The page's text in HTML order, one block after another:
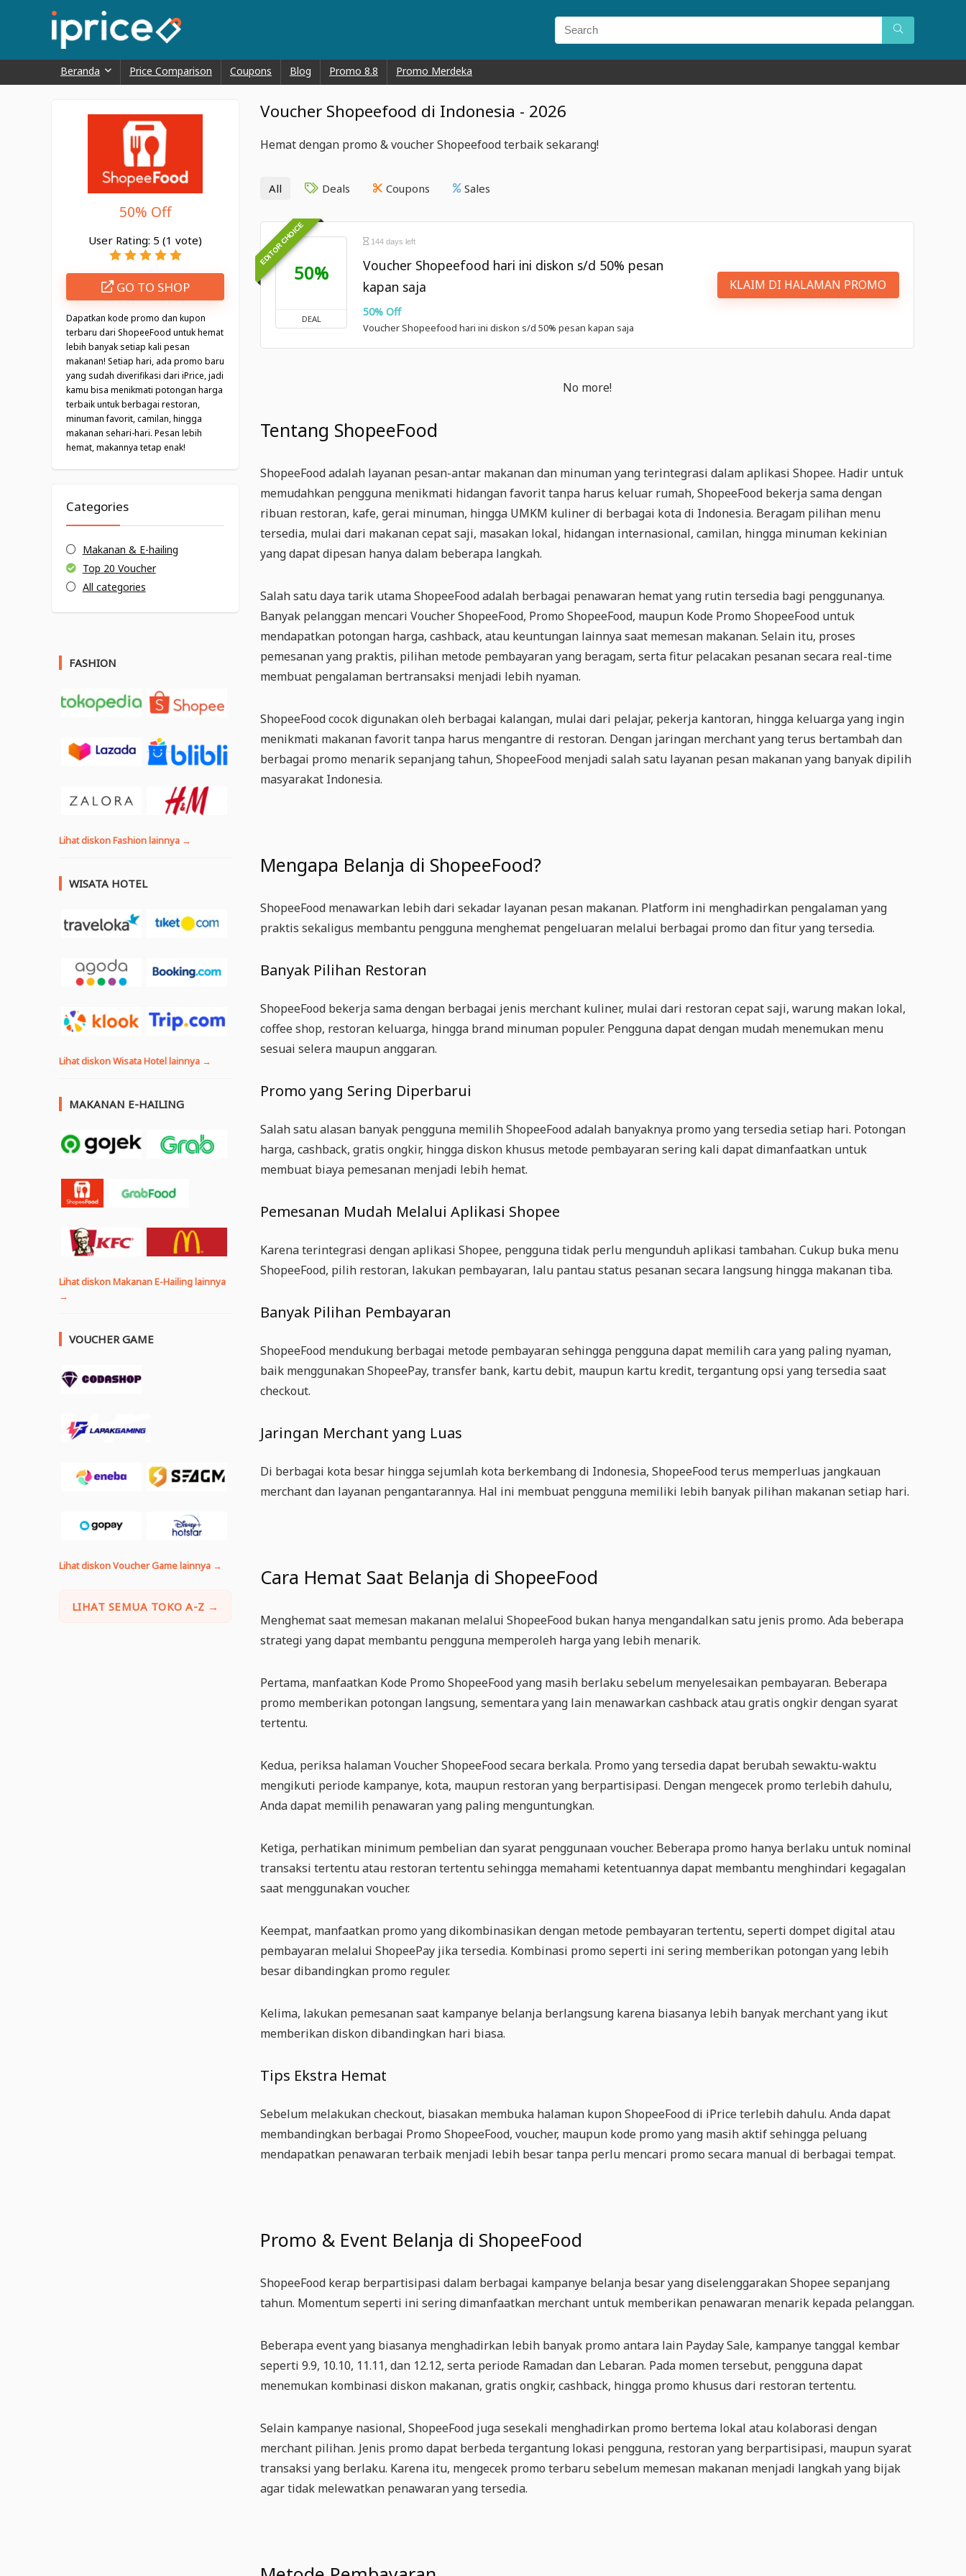
Beranda Price Comparison Coupons Blog Promo 8.8 Promo Merdeka
Voucher Shopeefood di Indonesia - 2026
Hemat dengan promo & voucher Shopeefood terbaik sekarang!
50% Off
User Rating: 5 (1 vote)
GO TO SHOP
Dapatkan kode promo dan kupon
terbaru dari ShopeeFood untuk hemat
lebih banyak setiap kali pesan
makanan! Setiap hari, ada promo baru
yang sudah diverifikasi dari iPrice, jadi
kamu bisa menikmati potongan harga
terbaik untuk berbagai restoran,
minuman favorit, camilan, hingga
makanan sehari-hari. Pesan lebih
hemat, makannya tetap enak!
Categories
Makanan & E-hailing
Top 20 Voucher
All categories
All Deals Coupons Sales
EDITOR CHOICE
50%
DEAL
144 days left
Voucher Shopeefood hari ini diskon s/d 50% pesan
kapan saja
50% Off
Voucher Shopeefood hari ini diskon s/d 50% pesan kapan saja
KLAIM DI HALAMAN PROMO
No more!
Tentang ShopeeFood
ShopeeFood adalah layanan pesan-antar makanan dan minuman yang terintegrasi dalam aplikasi Shopee. Hadir untuk
memudahkan pengguna menikmati hidangan favorit tanpa harus keluar rumah, ShopeeFood bekerja sama dengan
ribuan restoran, kafe, gerai minuman, hingga UMKM kuliner di berbagai kota di Indonesia. Beragam pilihan menu
tersedia, mulai dari makanan cepat saji, masakan lokal, hidangan internasional, camilan, hingga minuman kekinian
yang dapat dipesan hanya dalam beberapa langkah.
Salah satu daya tarik utama ShopeeFood adalah berbagai penawaran hemat yang rutin tersedia bagi penggunanya.
Banyak pelanggan mencari Voucher ShopeeFood, Promo ShopeeFood, maupun Kode Promo ShopeeFood untuk
mendapatkan potongan harga, cashback, atau keuntungan lainnya saat memesan makanan. Selain itu, proses
pemesanan yang praktis, pilihan metode pembayaran yang beragam, serta fitur pelacakan pesanan secara real-time
membuat pengalaman bertransaksi menjadi lebih nyaman.
ShopeeFood cocok digunakan oleh berbagai kalangan, mulai dari pelajar, pekerja kantoran, hingga keluarga yang ingin
menikmati makanan favorit tanpa harus mengantre di restoran. Dengan jaringan merchant yang terus bertambah dan
berbagai promo menarik sepanjang tahun, ShopeeFood menjadi salah satu layanan pesan makanan yang banyak dipilih
masyarakat Indonesia.
Mengapa Belanja di ShopeeFood?
ShopeeFood menawarkan lebih dari sekadar layanan pesan makanan. Platform ini menghadirkan pengalaman yang
praktis sekaligus membantu pengguna menghemat pengeluaran melalui berbagai promo dan fitur yang tersedia.
Banyak Pilihan Restoran
ShopeeFood bekerja sama dengan berbagai jenis merchant kuliner, mulai dari restoran cepat saji, warung makan lokal,
coffee shop, restoran keluarga, hingga brand minuman populer. Pengguna dapat dengan mudah menemukan menu
sesuai selera maupun anggaran.
Promo yang Sering Diperbarui
Salah satu alasan banyak pengguna memilih ShopeeFood adalah banyaknya promo yang tersedia setiap hari. Potongan
harga, cashback, gratis ongkir, hingga diskon khusus metode pembayaran sering kali dapat dimanfaatkan untuk
membuat biaya pemesanan menjadi lebih hemat.
Pemesanan Mudah Melalui Aplikasi Shopee
Karena terintegrasi dengan aplikasi Shopee, pengguna tidak perlu mengunduh aplikasi tambahan. Cukup buka menu
ShopeeFood, pilih restoran, lakukan pembayaran, lalu pantau status pesanan secara langsung hingga makanan tiba.
Banyak Pilihan Pembayaran
ShopeeFood mendukung berbagai metode pembayaran sehingga pengguna dapat memilih cara yang paling nyaman,
baik menggunakan ShopeePay, transfer bank, kartu debit, maupun kartu kredit, tergantung opsi yang tersedia saat
checkout.
Jaringan Merchant yang Luas
Di berbagai kota besar hingga sejumlah kota berkembang di Indonesia, ShopeeFood terus memperluas jangkauan
merchant dan layanan pengantarannya. Hal ini membuat pengguna memiliki lebih banyak pilihan makanan setiap hari.
Cara Hemat Saat Belanja di ShopeeFood
Menghemat saat memesan makanan melalui ShopeeFood bukan hanya mengandalkan satu jenis promo. Ada beberapa
strategi yang dapat membantu pengguna memperoleh harga yang lebih menarik.
Pertama, manfaatkan Kode Promo ShopeeFood yang masih berlaku sebelum menyelesaikan pembayaran. Beberapa
promo memberikan potongan langsung, sementara yang lain menawarkan cashback atau gratis ongkir dengan syarat
tertentu.
Kedua, periksa halaman Voucher ShopeeFood secara berkala. Promo yang tersedia dapat berubah sewaktu-waktu
mengikuti periode kampanye, kota, maupun restoran yang berpartisipasi. Dengan mengecek promo terlebih dahulu,
Anda dapat memilih penawaran yang paling menguntungkan.
Ketiga, perhatikan minimum pembelian dan syarat penggunaan voucher. Beberapa promo hanya berlaku untuk nominal
transaksi tertentu atau restoran tertentu sehingga memahami ketentuannya dapat membantu menghindari kegagalan
saat menggunakan voucher.
Keempat, manfaatkan promo yang dikombinasikan dengan metode pembayaran tertentu, seperti dompet digital atau
pembayaran melalui ShopeePay jika tersedia. Kombinasi promo seperti ini sering memberikan potongan yang lebih
besar dibandingkan promo reguler.
Kelima, lakukan pemesanan saat kampanye belanja berlangsung karena biasanya lebih banyak merchant yang ikut
memberikan diskon dibandingkan hari biasa.
Tips Ekstra Hemat
Sebelum melakukan checkout, biasakan membuka halaman kupon ShopeeFood di iPrice terlebih dahulu. Anda dapat
membandingkan berbagai Promo ShopeeFood, voucher, maupun kode promo yang masih aktif sehingga peluang
mendapatkan penawaran terbaik menjadi lebih besar tanpa perlu mencari promo secara manual di berbagai tempat.
Promo & Event Belanja di ShopeeFood
ShopeeFood kerap berpartisipasi dalam berbagai kampanye belanja besar yang diselenggarakan Shopee sepanjang
tahun. Momentum seperti ini sering dimanfaatkan merchant untuk memberikan penawaran menarik kepada pelanggan.
Beberapa event yang biasanya menghadirkan lebih banyak promo antara lain Payday Sale, kampanye tanggal kembar
seperti 9.9, 10.10, 11.11, dan 12.12, serta periode Ramadan dan Lebaran. Pada momen tersebut, pengguna dapat
menemukan kombinasi diskon makanan, gratis ongkir, cashback, hingga promo khusus dari restoran tertentu.
Selain kampanye nasional, ShopeeFood juga sesekali menghadirkan promo bertema lokal atau kolaborasi dengan
merchant pilihan. Jenis promo dapat berbeda tergantung lokasi pengguna, restoran yang berpartisipasi, maupun syarat
transaksi yang berlaku. Karena itu, mengecek promo terbaru sebelum memesan makanan menjadi langkah yang bijak
agar tidak melewatkan penawaran yang tersedia.
FASHION
Lihat diskon Fashion lainnya →
WISATA HOTEL
Lihat diskon Wisata Hotel lainnya →
MAKANAN E-HAILING
Lihat diskon Makanan E-Hailing lainnya
→
VOUCHER GAME
Lihat diskon Voucher Game lainnya →
LIHAT SEMUA TOKO A-Z →